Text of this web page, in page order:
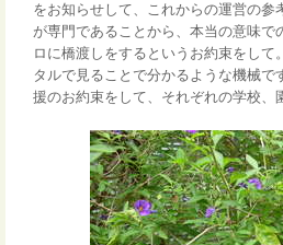
をお知らせして、これからの運営の参
が専門であることから、本当の意味
ロに橋渡しをするというお約束をして
タルで見ることで分かるような機械で
援のお約束をして、それぞれの学校、